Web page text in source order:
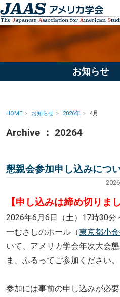
お知らせ
HOME お知らせ 2026年 4月
Archive ： 20264
懇親会参加申し込みにつ
【申し込みは締め切りまし
2026年6月6日（土）17時30
一むさしのホール（東京都小
いて、アメリカ学会年次大会
ま、 ふるってご参加ください。
参加には事前の申し込みが必